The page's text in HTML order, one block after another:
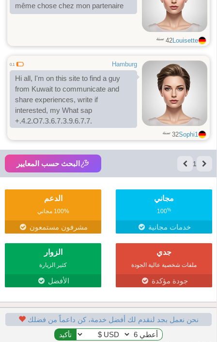
même chose chez mon partenaire
Louisette
42 سنة
Hamburg
0.1
Hi all, I'm on this site to find a guy
from Kuwait to communicate and
share experiences, write if
interested, my What sap
+.4.2.O7.З.6.7.З.9.6.7.7.
Sophi1
32 سنة
1 البحث حسب المعايير
مجاني
100%
خدمات مجانية
الدعم
100% مجاني
مشرفون مستمعون
جدي
ملفات شخصية عالية الجودة
جودة مؤكدة
الزوار
كثير الزيارة
الأفضل
نحن نعمل بجد لنقدم لك أفضل خدمة، كن داعماً من فضلك